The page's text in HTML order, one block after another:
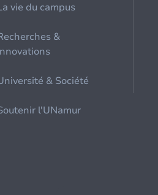
vie du campus
&
& Société
l'UNamur